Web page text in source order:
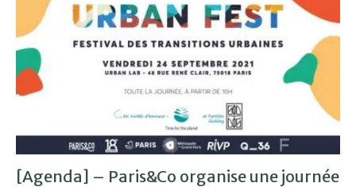
[Agenda] – Paris&Co organise une journée